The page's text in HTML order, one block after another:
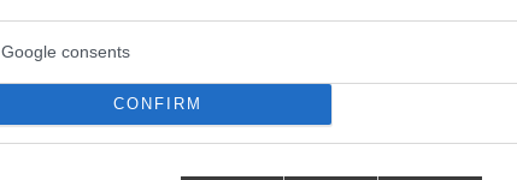
Google consents
CONFIRM